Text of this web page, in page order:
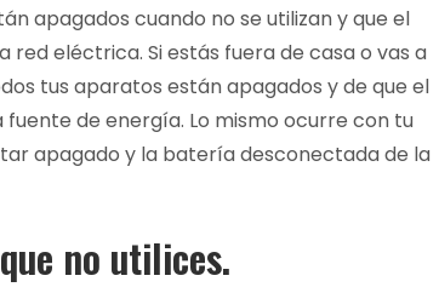
apagados cuando no se utilizan y que el
eléctrica. Si estás fuera de casa o vas a
tus aparatos están apagados y de que el
de energía. Lo mismo ocurre con tu
apagado y la batería desconectada de la
no utilices.